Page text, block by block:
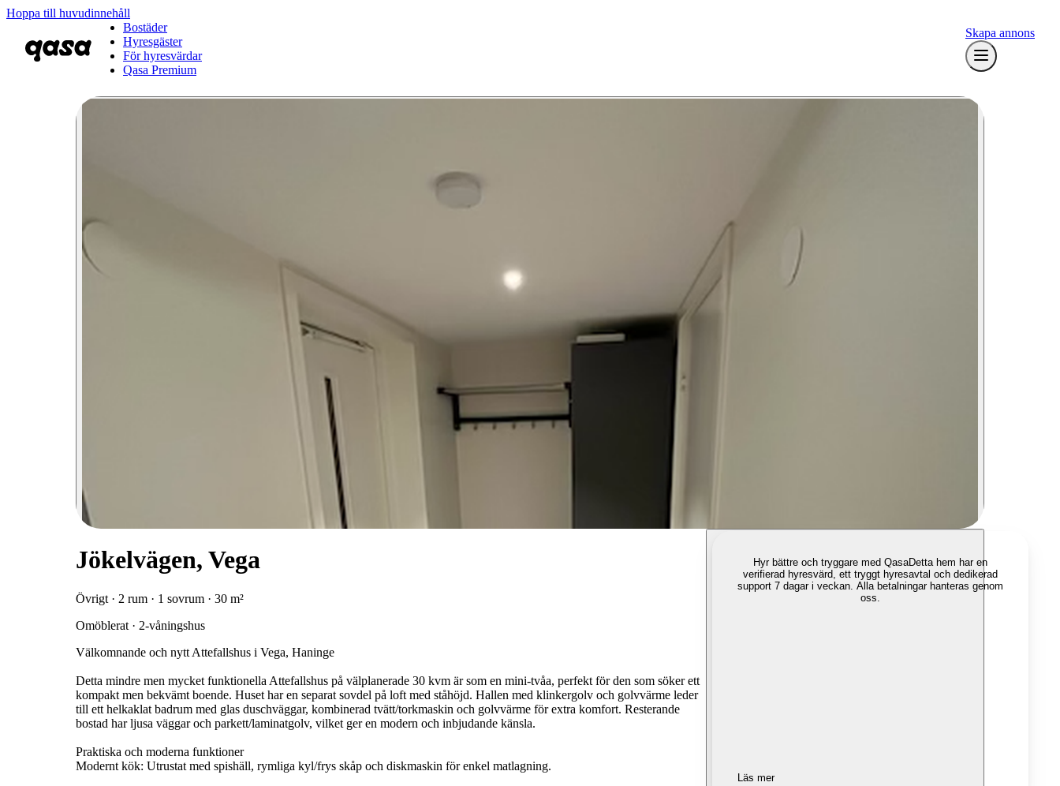
Hoppa till huvudinnehåll
Bostäder
Hyresgäster
För hyresvärdar
Qasa Premium
Skapa annons
Jökelvägen, Vega
Övrigt · 2 rum · 1 sovrum · 30 m²
Omöblerat · 2-våningshus
Välkomnande och nytt Attefallshus i Vega, Haninge
Detta mindre men mycket funktionella Attefallshus på välplanerade 30 kvm är som en mini-tvåa, perfekt för den som söker ett
kompakt men bekvämt boende. Huset har en separat sovdel på loft med ståhöjd. Hallen med klinkergolv och golvvärme leder
till ett helkaklat badrum med glas duschväggar, kombinerad tvätt/torkmaskin och golvvärme för extra komfort. Resterande
bostad har ljusa väggar och parkett/laminatgolv, vilket ger en modern och inbjudande känsla.
Praktiska och moderna funktioner
Modernt kök: Utrustat med spishäll, rymliga kyl/frys skåp och diskmaskin för enkel matlagning.
Hyr bättre och tryggare med QasaDetta hem har en
verifierad hyresvärd, ett tryggt hyresavtal och dedikerad
support 7 dagar i veckan. Alla betalningar hanteras genom
oss.
Läs mer